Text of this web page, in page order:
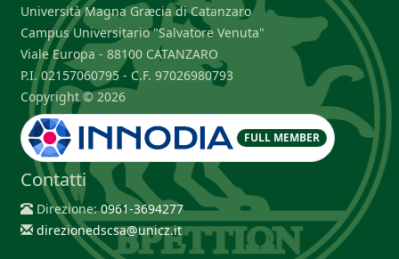
Università Magna Græcia di Catanzaro
Campus Universitario "Salvatore Venuta"
Viale Europa - 88100 CATANZARO
P.I. 02157060795 - C.F. 97026980793
Copyright © 2026
FULL MEMBER
Contatti
Direzione:0961-3694277
direzionedscsa@unicz.it